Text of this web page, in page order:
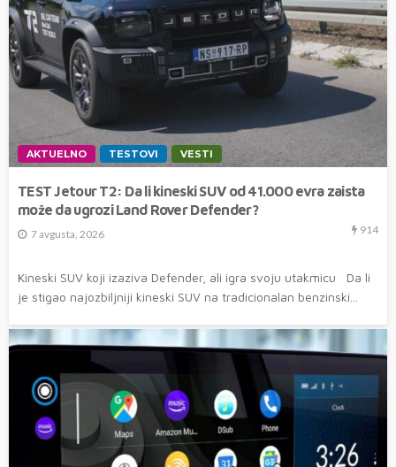
AKTUELNO TESTOVI VESTI
TEST Jetour T2: Da li kineski SUV od 41.000 evra zaista
može da ugrozi Land Rover Defender?
7 avgusta, 2026 914
Kineski SUV koji izaziva Defender, ali igra svoju utakmicu Da li
je stigao najozbiljniji kineski SUV na tradicionalan benzinski...